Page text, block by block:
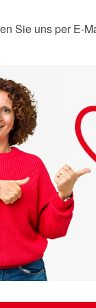
Sie uns per E-